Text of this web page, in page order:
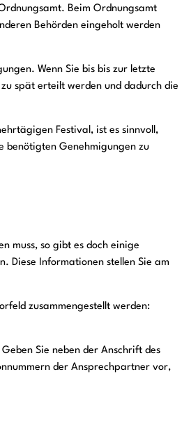
Beim Ordnungsamt
Behörden eingeholt werden
Wenn Sie bis bis zur letzte
spät erteilt werden und dadurch die
Festival, ist es sinnvoll,
benötigten Genehmigungen zu
muss, so gibt es doch einige
Diese Informationen stellen Sie am
zusammengestellt werden:
Sie neben der Anschrift des
der Ansprechpartner vor,